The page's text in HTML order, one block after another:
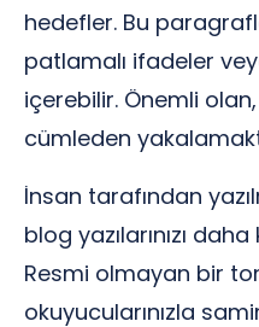
hedefler. Bu
patlamalı ifadeler
içerebilir. Önemli
cümleden
İnsan tarafından
blog yazılarınızı
Resmi olmayan bir
okuyucularınızla